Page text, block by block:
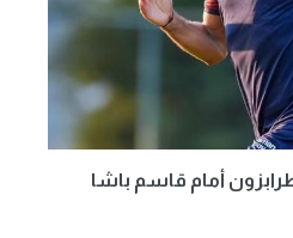
أمام قاسم باشا